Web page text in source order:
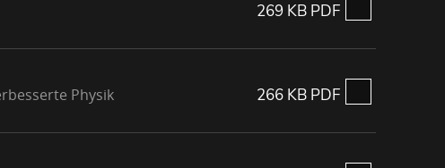
269 KB PDF
Physik 266 KB PDF